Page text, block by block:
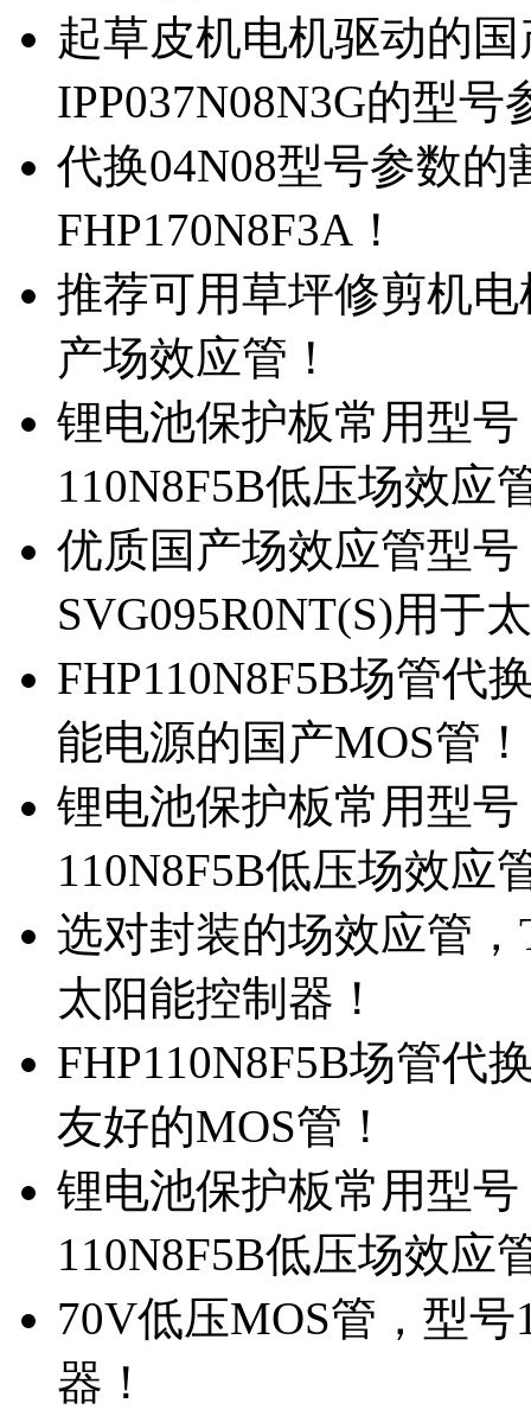
起草皮机电机驱动的
IPP037N08N3G的型号
代换04N08型号参数
FHP170N8F3A！
推荐可用草坪修剪机电
产场效应管！
锂电池保护板常用型号
110N8F5B低压场效应
优质国产场效应管型
SVG095R0NT(S)用于
FHP110N8F5B场管代
能电源的国产MOS管！
锂电池保护板常用型
110N8F5B低压场效应
选对封装的场效应管
太阳能控制器！
FHP110N8F5B场管代
友好的MOS管！
锂电池保护板常用型
110N8F5B低压场效应
70V低压MOS管，型
器！